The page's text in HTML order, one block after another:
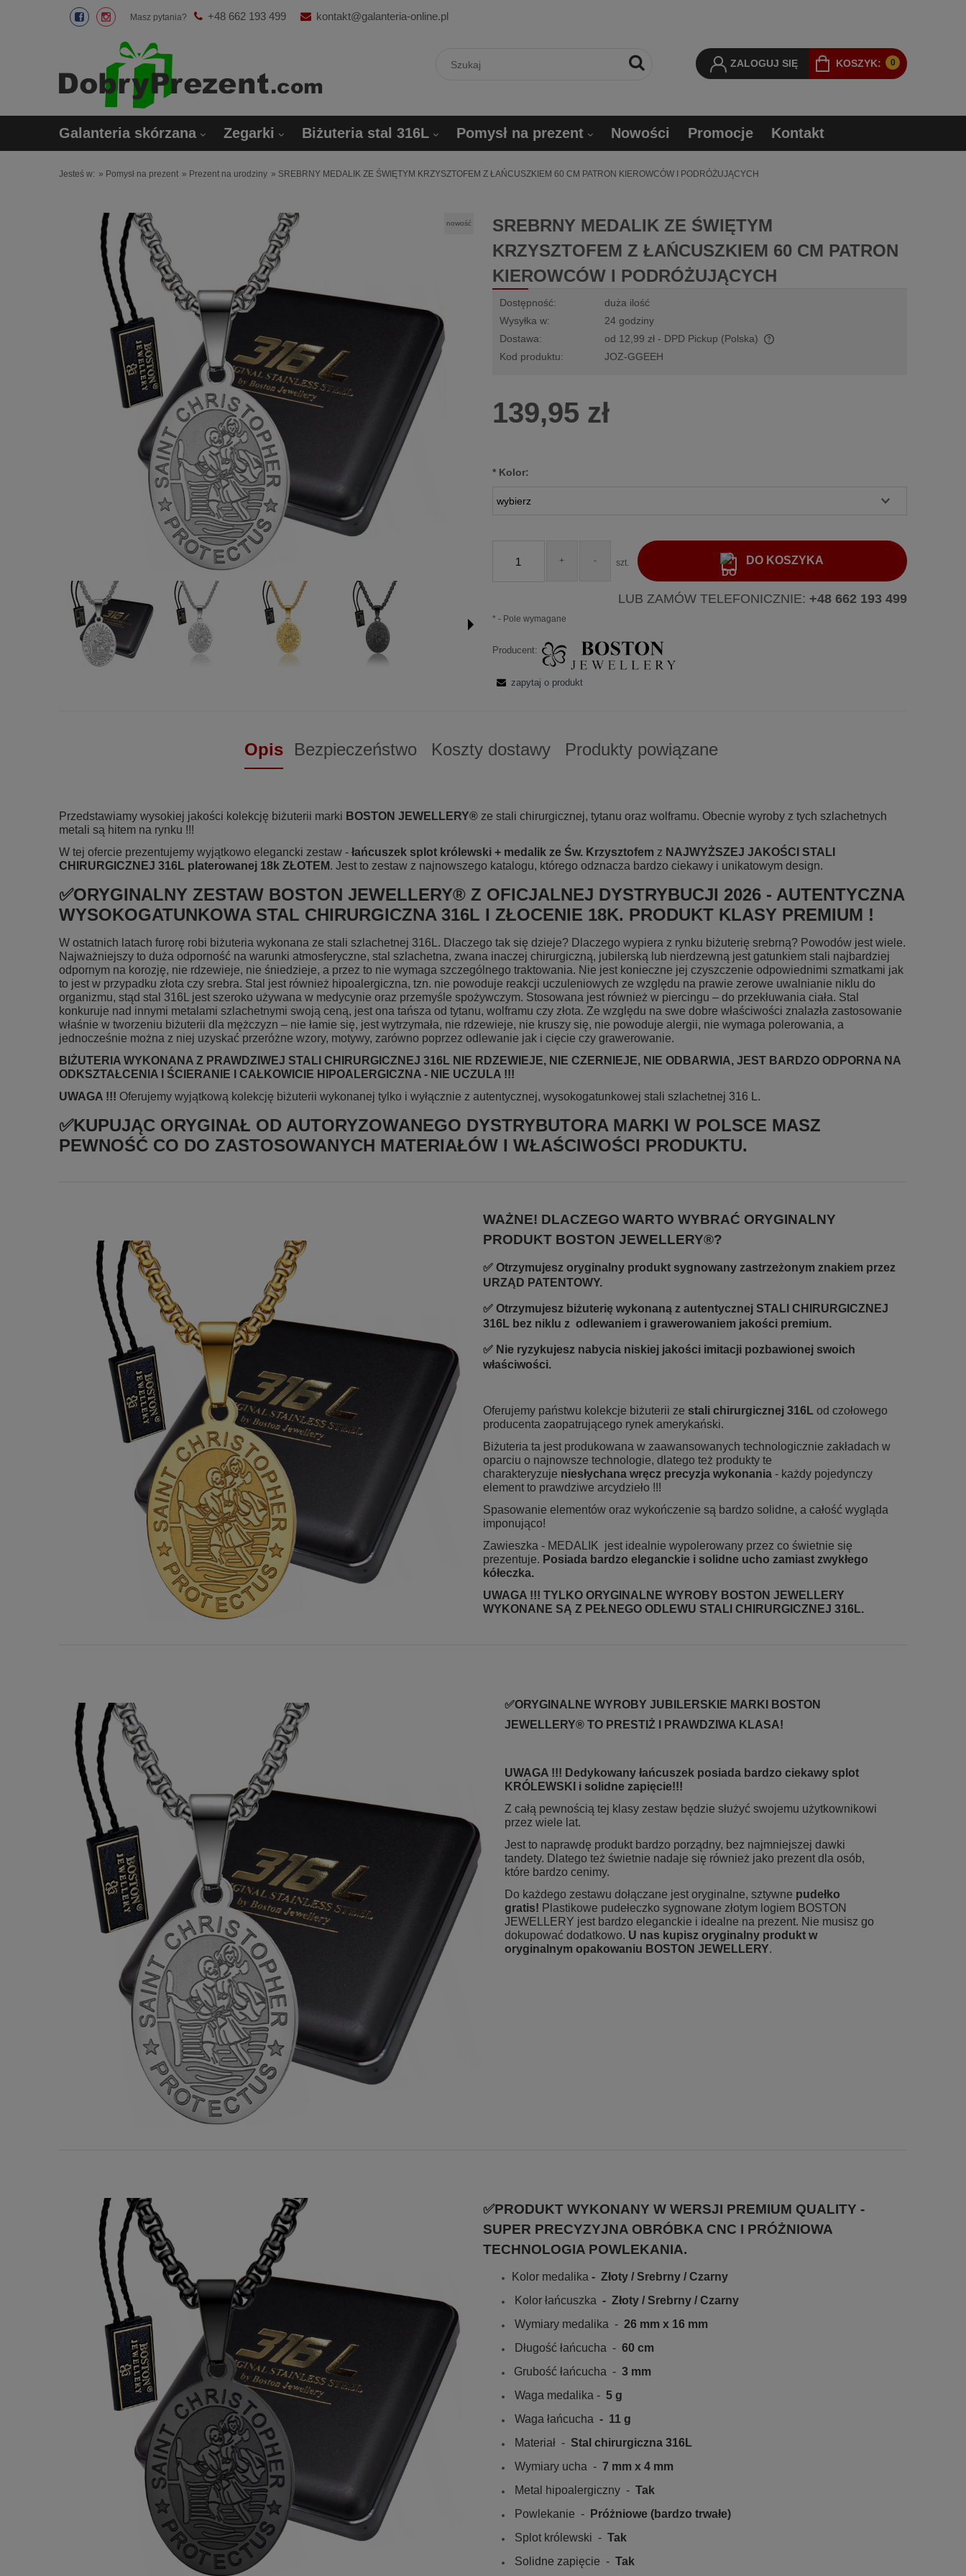
Masz pytania? +48 662 193 499 kontakt@galanteria-online.pl
KOSZYK: 0
ZALOGUJ SIĘ
Galanteria skórzana Zegarki Biżuteria stal 316L Pomysł na prezent Nowości Promocje Kontakt
Jesteś w: » Pomysł na prezent » Prezent na urodziny » SREBRNY MEDALIK ZE ŚWIĘTYM KRZYSZTOFEM Z ŁAŃCUSZKIEM 60 CM PATRON KIEROWCÓW I PODRÓŻUJĄCYCH
nowość
SREBRNY MEDALIK ZE ŚWIĘTYM
KRZYSZTOFEM Z ŁAŃCUSZKIEM 60 CM PATRON
KIEROWCÓW I PODRÓŻUJĄCYCH
Dostępność:
duża ilość
Wysyłka w:
24 godziny
Dostawa:
od 12,99 zł - DPD Pickup (Polska)
Kod produktu: JOZ-GGEEH
139,95 zł
*Kolor:
+ - szt. DO KOSZYKA
LUB ZAMÓW TELEFONICZNIE: +48 662 193 499
* - Pole wymagane
Producent:
zapytaj o produkt
Opis Bezpieczeństwo Koszty dostawy Produkty powiązane
Przedstawiamy wysokiej jakości kolekcję biżuterii marki BOSTON JEWELLERY® ze stali chirurgicznej, tytanu oraz wolframu. Obecnie wyroby z tych szlachetnych
metali są hitem na rynku !!!
W tej ofercie prezentujemy wyjątkowo elegancki zestaw - łańcuszek splot królewski + medalik ze Św. Krzysztofem z NAJWYŻSZEJ JAKOŚCI STALI
CHIRURGICZNEJ 316L platerowanej 18k ZŁOTEM . Jest to zestaw z najnowszego katalogu, którego odznacza bardzo ciekawy i unikatowym design.
✅ORYGINALNY ZESTAW BOSTON JEWELLERY® Z OFICJALNEJ DYSTRYBUCJI 2026 - AUTENTYCZNA
WYSOKOGATUNKOWA STAL CHIRURGICZNA 316L I ZŁOCENIE 18K. PRODUKT KLASY PREMIUM !
W ostatnich latach furorę robi biżuteria wykonana ze stali szlachetnej 316L. Dlaczego tak się dzieje? Dlaczego wypiera z rynku biżuterię srebrną? Powodów jest wiele.
Najważniejszy to duża odporność na warunki atmosferyczne, stal szlachetna, zwana inaczej chirurgiczną, jubilerską lub nierdzewną jest gatunkiem stali najbardziej
odpornym na korozję, nie rdzewieje, nie śniedzieje, a przez to nie wymaga szczególnego traktowania. Nie jest konieczne jej czyszczenie odpowiednimi szmatkami jak
to jest w przypadku złota czy srebra. Stal jest również hipoalergiczna, tzn. nie powoduje reakcji uczuleniowych ze względu na prawie zerowe uwalnianie niklu do
organizmu, stąd stal 316L jest szeroko używana w medycynie oraz przemyśle spożywczym. Stosowana jest również w piercingu – do przekłuwania ciała. Stal
konkuruje nad innymi metalami szlachetnymi swoją ceną, jest ona tańsza od tytanu, wolframu czy złota. Ze względu na swe dobre właściwości znalazła zastosowanie
właśnie w tworzeniu biżuterii dla mężczyzn – nie łamie się, jest wytrzymała, nie rdzewieje, nie kruszy się, nie powoduje alergii, nie wymaga polerowania, a
jednocześnie można z niej uzyskać przeróżne wzory, motywy, zarówno poprzez odlewanie jak i cięcie czy grawerowanie.
BIŻUTERIA WYKONANA Z PRAWDZIWEJ STALI CHIRURGICZNEJ 316L NIE RDZEWIEJE, NIE CZERNIEJE, NIE ODBARWIA, JEST BARDZO ODPORNA NA
ODKSZTAŁCENIA I ŚCIERANIE I CAŁKOWICIE HIPOALERGICZNA - NIE UCZULA !!!
UWAGA !!! Oferujemy wyjątkową kolekcję biżuterii wykonanej tylko i wyłącznie z autentycznej, wysokogatunkowej stali szlachetnej 316 L.
✅KUPUJĄC ORYGINAŁ OD AUTORYZOWANEGO DYSTRYBUTORA MARKI W POLSCE MASZ
PEWNOŚĆ CO DO ZASTOSOWANYCH MATERIAŁÓW I WŁAŚCIWOŚCI PRODUKTU.
WAŻNE! DLACZEGO WARTO WYBRAĆ ORYGINALNY
PRODUKT BOSTON JEWELLERY®?
✅ Otrzymujesz oryginalny produkt sygnowany zastrzeżonym znakiem przez
URZĄD PATENTOWY.
✅ Otrzymujesz biżuterię wykonaną z autentycznej STALI CHIRURGICZNEJ
316L bez niklu z odlewaniem i grawerowaniem jakości premium.
✅ Nie ryzykujesz nabycia niskiej jakości imitacji pozbawionej swoich
właściwości.
Oferujemy państwu kolekcje biżuterii ze stali chirurgicznej 316L od czołowego
producenta zaopatrującego rynek amerykański.
Biżuteria ta jest produkowana w zaawansowanych technologicznie zakładach w
oparciu o najnowsze technologie, dlatego też produkty te
charakteryzuje niesłychana wręcz precyzja wykonania - każdy pojedynczy
element to prawdziwe arcydzieło !!!
Spasowanie elementów oraz wykończenie są bardzo solidne, a całość wygląda
imponująco!
Zawieszka - MEDALIK jest idealnie wypolerowany przez co świetnie się
prezentuje. Posiada bardzo eleganckie i solidne ucho zamiast zwykłego
kółeczka.
UWAGA !!! TYLKO ORYGINALNE WYROBY BOSTON JEWELLERY
WYKONANE SĄ Z PEŁNEGO ODLEWU STALI CHIRURGICZNEJ 316L.
✅ORYGINALNE WYROBY JUBILERSKIE MARKI BOSTON
JEWELLERY® TO PRESTIŻ I PRAWDZIWA KLASA!
UWAGA !!! Dedykowany łańcuszek posiada bardzo ciekawy splot
KRÓLEWSKI i solidne zapięcie!!!
Z całą pewnością tej klasy zestaw będzie służyć swojemu użytkownikowi
przez wiele lat.
Jest to naprawdę produkt bardzo porządny, bez najmniejszej dawki
tandety. Dlatego też świetnie nadaje się również jako prezent dla osób,
które bardzo cenimy.
Do każdego zestawu dołączane jest oryginalne, sztywne pudełko
gratis! Plastikowe pudełeczko sygnowane złotym logiem BOSTON
JEWELLERY jest bardzo eleganckie i idealne na prezent. Nie musisz go
dokupować dodatkowo. U nas kupisz oryginalny produkt w
oryginalnym opakowaniu BOSTON JEWELLERY.
✅PRODUKT WYKONANY W WERSJI PREMIUM QUALITY -
SUPER PRECYZYJNA OBRÓBKA CNC I PRÓŻNIOWA
TECHNOLOGIA POWLEKANIA.
Kolor medalika - Złoty / Srebrny / Czarny
Kolor łańcuszka - Złoty / Srebrny / Czarny
Wymiary medalika - 26 mm x 16 mm
Długość łańcucha - 60 cm
Grubość łańcucha - 3 mm
Waga medalika - 5 g
Waga łańcucha - 11 g
Materiał - Stal chirurgiczna 316L
Wymiary ucha - 7 mm x 4 mm
Metal hipoalergiczny - Tak
Powlekanie - Próżniowe (bardzo trwałe)
Splot królewski - Tak
Solidne zapięcie - Tak